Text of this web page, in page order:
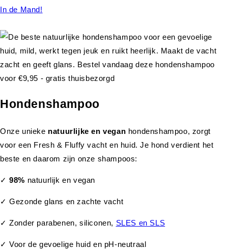
In de Mand!
Hondenshampoo
Onze unieke natuurlijke en vegan hondenshampoo, zorgt
voor een Fresh & Fluffy vacht en huid. Je hond verdient het
beste en daarom zijn onze shampoos:
✓98% natuurlijk en vegan
✓ Gezonde glans en zachte vacht
✓ Zonder parabenen, siliconen, SLES en SLS
✓ Voor de gevoelige huid en pH-neutraal